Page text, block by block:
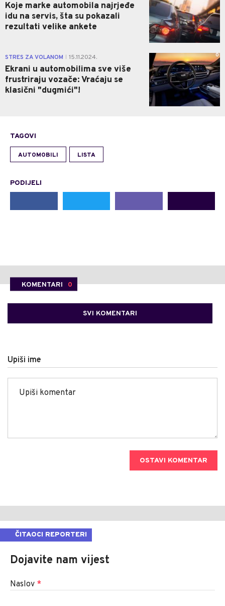
Koje marke automobila najrjeđe
idu na servis, šta su pokazali
rezultati velike ankete
STRES ZA VOLANOM 15.11.2024.
Ekrani u automobilima sve više
frustriraju vozače: Vraćaju se
klasični "dugmići"!
0
TAGOVI
AUTOMOBILI LISTA
PODIJELI
KOMENTARI 0
SVI KOMENTARI
Upiši ime
OSTAVI KOMENTAR
ČITAOCI REPORTERI
Dojavite nam vijest
Naslov *